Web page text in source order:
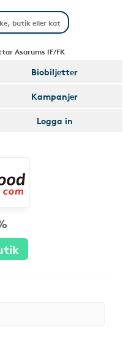
Asarums IF/FK
Biobiljetter
Kampanjer
Logga in